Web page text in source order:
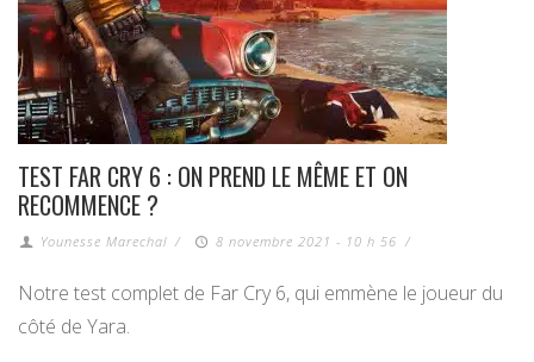
TEST FAR CRY 6 : ON PREND LE MÊME ET ON
RECOMMENCE ?
Younesse Marechal / 8 novembre 2021 - 10 h 56 /
Notre test complet de Far Cry 6, qui emmène le joueur du
côté de Yara.